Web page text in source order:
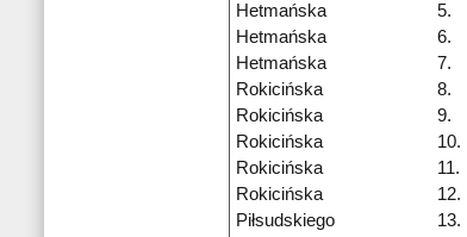
Hetmańska
5.
Hetmańska
6.
Hetmańska
7.
Rokicińska
8.
Rokicińska
9.
Rokicińska
10.
Rokicińska
11.
Rokicińska
12.
Piłsudskiego
13.